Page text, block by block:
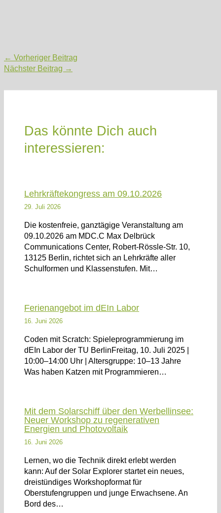
Post
navigation
← Vorheriger Beitrag
Nächster Beitrag →
Das könnte Dich auch
interessieren:
Lehrkräftekongress am 09.10.2026
29. Juli 2026
Die kostenfreie, ganztägige Veranstaltung am
09.10.2026 am MDC.C Max Delbrück
Communications Center, Robert-Rössle-Str. 10,
13125 Berlin, richtet sich an Lehrkräfte aller
Schulformen und Klassenstufen. Mit…
Ferienangebot im dEIn Labor
16. Juni 2026
Coden mit Scratch: Spieleprogrammierung im
dEIn Labor der TU BerlinFreitag, 10. Juli 2025 |
10:00–14:00 Uhr | Altersgruppe: 10–13 Jahre
Was haben Katzen mit Programmieren…
Mit dem Solarschiff über den Werbellinsee:
Neuer Workshop zu regenerativen
Energien und Photovoltaik
16. Juni 2026
Lernen, wo die Technik direkt erlebt werden
kann: Auf der Solar Explorer startet ein neues,
dreistündiges Workshopformat für
Oberstufengruppen und junge Erwachsene. An
Bord des…